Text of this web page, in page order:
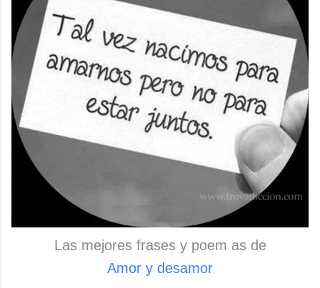
Las mejores frases y poem as de
Amor y desamor